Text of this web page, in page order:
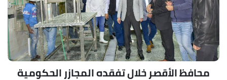
محافظ الأقصر خلال تفقده المجازر الحكومية